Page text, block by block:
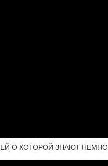
О КОТОРОЙ ЗНАЮТ